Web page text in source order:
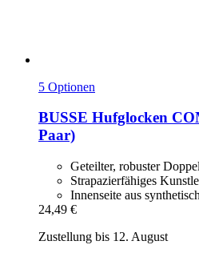
5 Optionen
BUSSE Hufglocken
Paar)
Geteilter, robuster
Strapazierfähiges
Innenseite aus
24,49 €
Zustellung bis 12. August